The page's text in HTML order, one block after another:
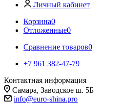
Личный кабинет
Корзина0
Отложенные0
Сравнение товаров0
+7 961 382-47-79
Контактная информация
Самара, Заводское ш. 5Б
info@euro-shina.pro